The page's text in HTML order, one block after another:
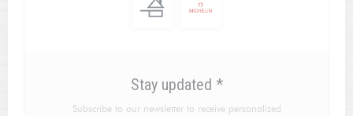
Stay updated *
Subscribe to our newsletter to receive personalized